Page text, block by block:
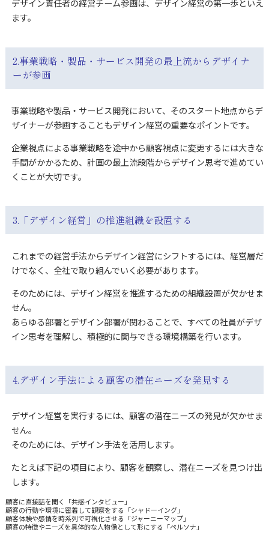
デザイン責任者の経営チーム参画は、デザイン経営の第一歩といえ
ます。
2.事業戦略・製品・サービス開発の最上流からデザイナ
ーが参画
事業戦略や製品・サービス開発において、そのスタート地点からデ
ザイナーが参画することもデザイン経営の重要なポイントです。
企業視点による事業戦略を途中から顧客視点に変更するには大きな
手間がかかるため、計画の最上流段階からデザイン思考で進めてい
くことが大切です。
3.「デザイン経営」の推進組織を設置する
これまでの経営手法からデザイン経営にシフトするには、経営層だ
けでなく、全社で取り組んでいく必要があります。
そのためには、デザイン経営を推進するための組織設置が欠かせま
せん。
あらゆる部署とデザイン部署が関わることで、すべての社員がデザ
イン思考を理解し、積極的に関与できる環境構築を行います。
4.デザイン⼿法による顧客の潜在ニーズを発見する
デザイン経営を実行するには、顧客の潜在ニーズの発見が欠かせま
せん。
そのためには、デザイン手法を活用します。
たとえば下記の項目により、顧客を観察し、潜在ニーズを見つけ出
します。
顧客に直接話を聞く「共感インタビュー」
顧客の行動や環境に密着して観察をする「シャドーイング」
顧客体験や感情を時系列で可視化させる「ジャーニーマップ」
顧客の特徴やニーズを具体的な人物像として形にする「ペルソナ」